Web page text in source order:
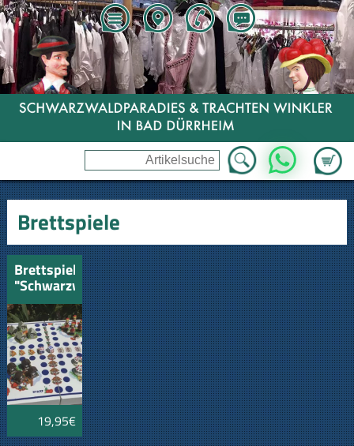
Zum
WhatsApp
Brettspiele
Brettspiel
"Schwarzwald
19,95€